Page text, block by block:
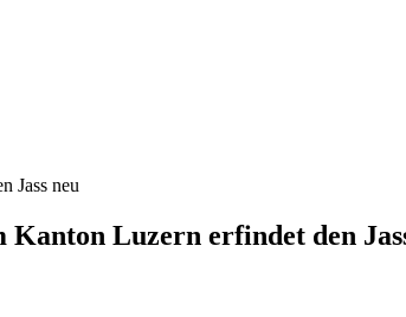
Jass neu
Kanton Luzern erfindet den